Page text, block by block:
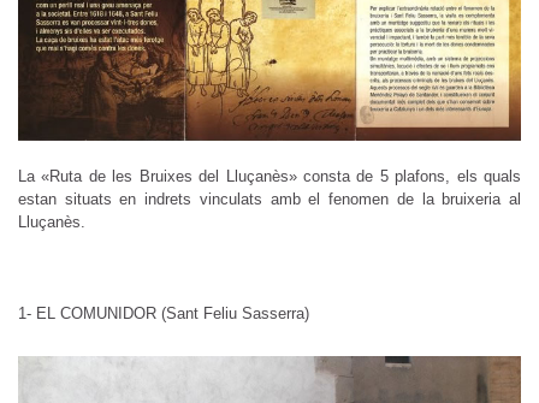
La «Ruta de les Bruixes del Lluçanès» consta de 5 plafons, els quals
estan situats en indrets vinculats amb el fenomen de la bruixeria al
Lluçanès.
1- EL COMUNIDOR (Sant Feliu Sasserra)